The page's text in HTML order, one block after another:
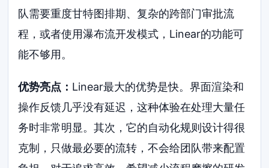
队需要重度甘特图排期、复杂的跨部门审批流
程，或者使用瀑布流开发模式，Linear的功能可
能不够用。
优势亮点： Linear最大的优势是快。界面渲染和
操作反馈几乎没有延迟，这种体验在处理大量任
务时非常明显。其次，它的自动化规则设计得很
克制，只做最必要的流转，不会给团队带来配置